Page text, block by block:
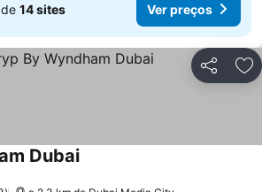
14 sites Ver preços
Partilhar
Dubai